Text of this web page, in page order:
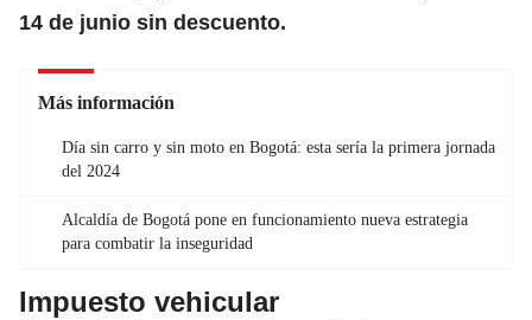
14 de junio sin descuento.
Más información
Día sin carro y sin moto en Bogotá: esta sería la primera jornada
del 2024
Alcaldía de Bogotá pone en funcionamiento nueva estrategia
para combatir la inseguridad
Impuesto vehicular